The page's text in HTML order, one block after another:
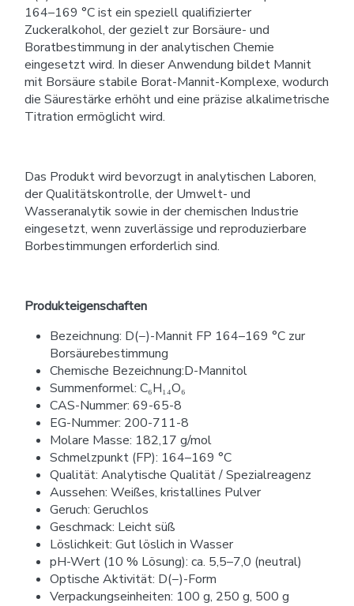
164–169 °C ist ein speziell qualifizierter
Zuckeralkohol, der gezielt zur Borsäure- und
Boratbestimmung in der analytischen Chemie
eingesetzt wird. In dieser Anwendung bildet Mannit
mit Borsäure stabile Borat-Mannit-Komplexe, wodurch
die Säurestärke erhöht und eine präzise alkalimetrische
Titration ermöglicht wird.
Das Produkt wird bevorzugt in analytischen Laboren,
der Qualitätskontrolle, der Umwelt- und
Wasseranalytik sowie in der chemischen Industrie
eingesetzt, wenn zuverlässige und reproduzierbare
Borbestimmungen erforderlich sind.
Produkteigenschaften
Bezeichnung: D(−)-Mannit FP 164–169 °C zur
Borsäurebestimmung
Chemische Bezeichnung:D-Mannitol
Summenformel: C₆H₁₄O₆
CAS-Nummer: 69-65-8
EG-Nummer: 200-711-8
Molare Masse: 182,17 g/mol
Schmelzpunkt (FP): 164–169 °C
Qualität: Analytische Qualität / Spezialreagenz
Aussehen: Weißes, kristallines Pulver
Geruch: Geruchlos
Geschmack: Leicht süß
Löslichkeit: Gut löslich in Wasser
pH-Wert (10 % Lösung): ca. 5,5–7,0 (neutral)
Optische Aktivität: D(−)-Form
Verpackungseinheiten: 100 g, 250 g, 500 g